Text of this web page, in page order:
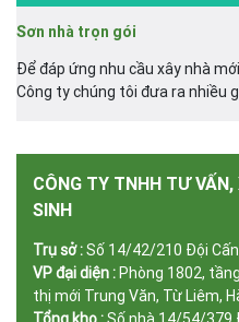
Sơn nhà trọn gói
Để đáp ứng nhu cầu xây nhà
Công ty chúng tôi đưa ra nhiều
CÔNG TY TNHH TƯ
SINH
Trụ sở :Số 14/42/210 Đội
VP đại diện :Phòng 1802,
thị mới Trung Văn, Từ Liêm,